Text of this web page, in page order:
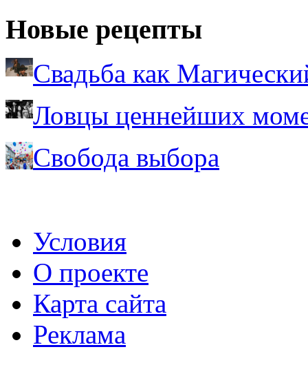
Новые рецепты
Свадьба как
Ловцы ценнейших
Свобода выбора
Условия
О проекте
Карта сайта
Реклама